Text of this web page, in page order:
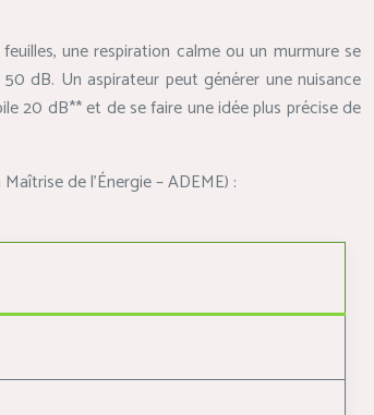
une respiration calme ou un murmure se
dB. Un aspirateur peut générer une nuisance
20 dB** et de se faire une idée plus précise de
de l’Énergie – ADEME) :